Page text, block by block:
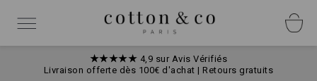
contenu
Basculer
★★★★★ 4,9 sur Avis Vérifiés
Livraison offerte dès 100€ d'achat | Retours gratuits